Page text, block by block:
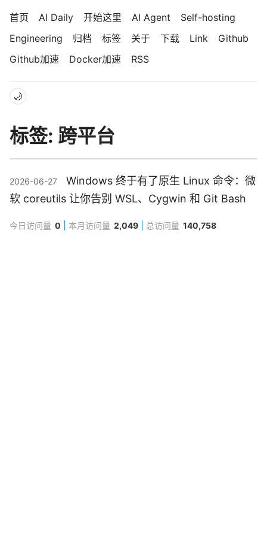
首页 AI Daily 开始这里 AI Agent
Self-hosting
Engineering
归档 标签 关于 下载 Link
Github
Github加速
Docker加速 RSS
🌙
标签: 跨平台
2026-06-27
Windows 终于有了原生 Linux 命令：微
软 coreutils 让你告别 WSL、Cygwin 和 Git Bash
今日访问量 0 本月访问量 2,049 总访问量 140,758